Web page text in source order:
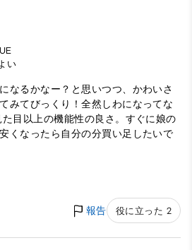
い
なるかなー？と思いつつ、かわいさ
みてびっくり！全然しわになってな
目以上の機能性の良さ。すぐに娘の
くなったら自分の分買い足したいで
報告 役に立った 2